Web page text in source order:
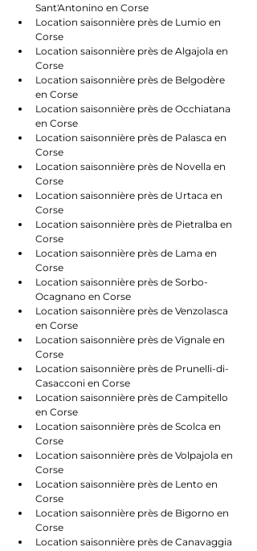
Sant'Antonino en Corse
Location saisonnière près de Lumio en
Corse
Location saisonnière près de Algajola en
Corse
Location saisonnière près de Belgodère
en Corse
Location saisonnière près de Occhiatana
en Corse
Location saisonnière près de Palasca en
Corse
Location saisonnière près de Novella en
Corse
Location saisonnière près de Urtaca en
Corse
Location saisonnière près de Pietralba en
Corse
Location saisonnière près de Lama en
Corse
Location saisonnière près de Sorbo-
Ocagnano en Corse
Location saisonnière près de Venzolasca
en Corse
Location saisonnière près de Vignale en
Corse
Location saisonnière près de Prunelli-di-
Casacconi en Corse
Location saisonnière près de Campitello
en Corse
Location saisonnière près de Scolca en
Corse
Location saisonnière près de Volpajola en
Corse
Location saisonnière près de Lento en
Corse
Location saisonnière près de Bigorno en
Corse
Location saisonnière près de Canavaggia